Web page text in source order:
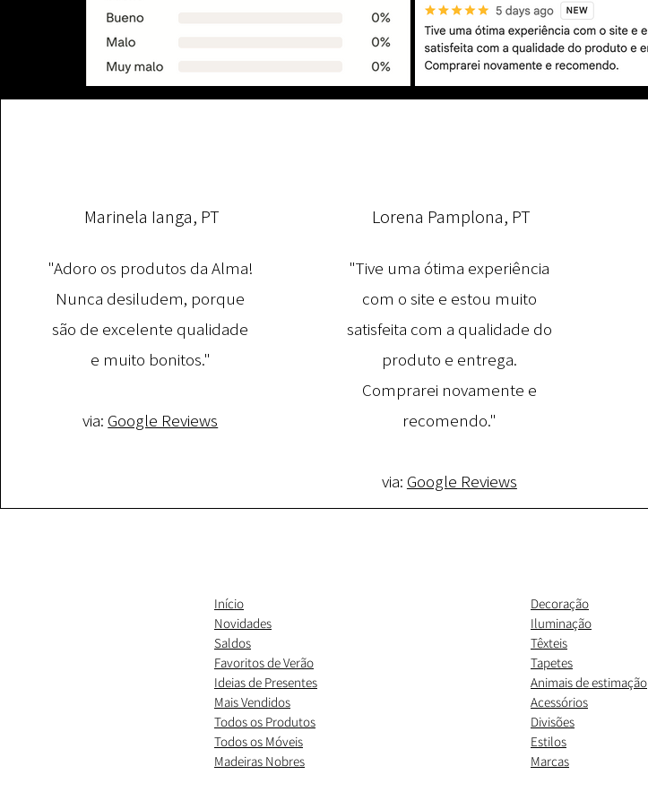
Marinela Ianga, PT
"Adoro os produtos da Alma!
Nunca desiludem, porque
são de excelente qualidade
e muito bonitos."
via: Google Reviews
Lorena Pamplona, PT
"Tive uma ótima experiência
com o site e estou muito
satisfeita com a qualidade do
produto e entrega.
Comprarei novamente e
recomendo."
via: Google Reviews
Início
Novidades
Saldos
Favoritos de Verão
Ideias de Presentes
​Mais Vendidos
Todos os Produtos
Todos os Móveis
Madeiras Nobres
Decoração
Iluminação
Têxteis
Tapetes
Animais de estimação
Acessórios
Divisões
Estilos
Marcas